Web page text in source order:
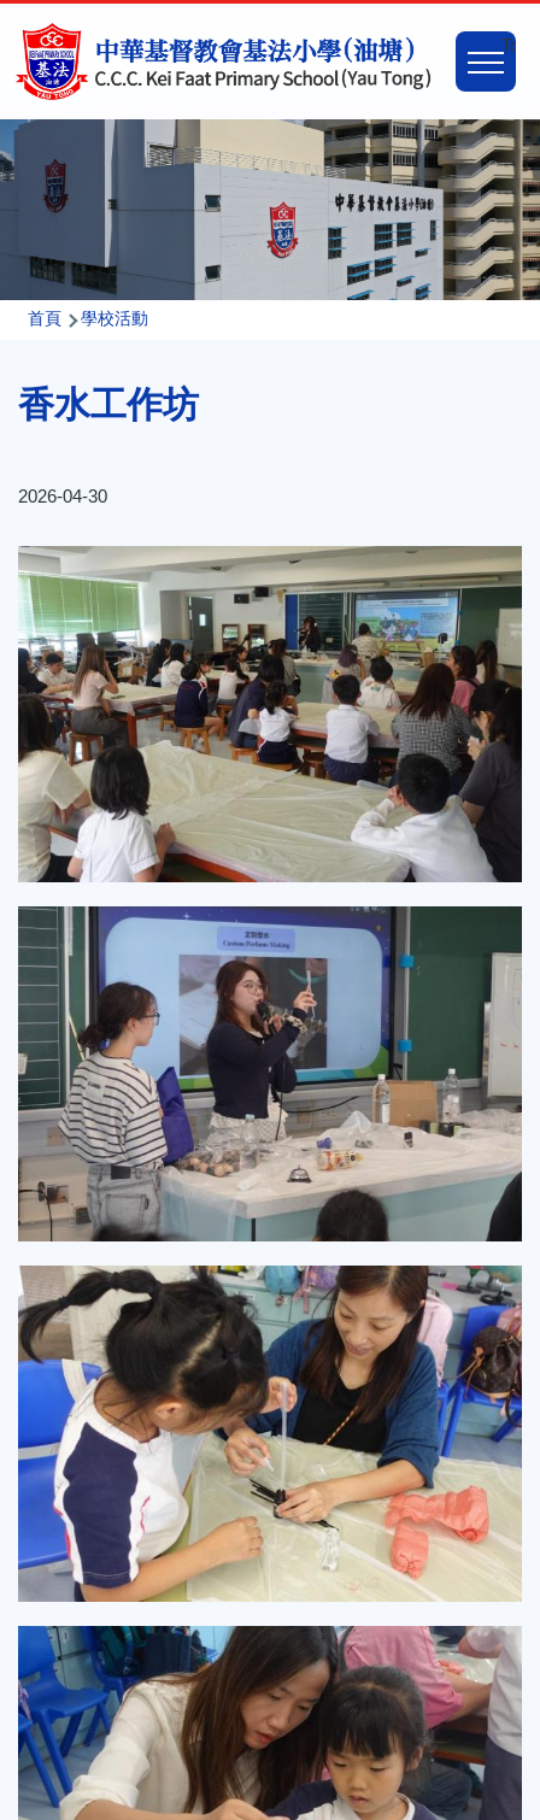
Main
導
連
首頁 學校活動
香水工作坊
2026-04-30